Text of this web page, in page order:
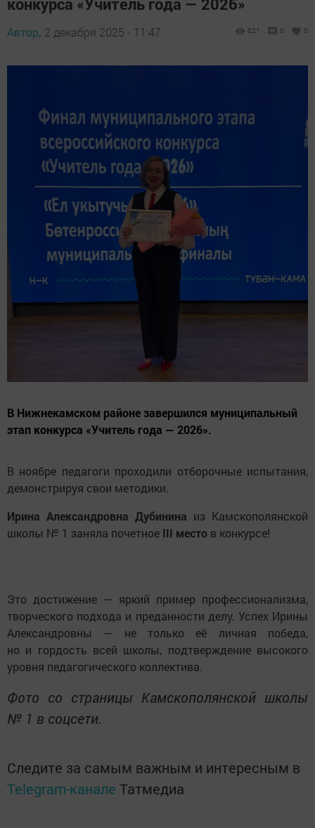
Автор, 2 декабря 2025 - 11:47 621 0 0
В Нижнекамском районе завершился муниципальный
этап конкурса «Учитель года — 2026».
В ноябре педагоги проходили отборочные испытания,
демонстрируя свои методики.
Ирина Александровна Дубинина из Камскополянской
школы № 1 заняла почетное III место в конкурсе!
Это достижение — яркий пример профессионализма,
творческого подхода и преданности делу. Успех Ирины
Александровны — не только её личная победа,
но и гордость всей школы, подтверждение высокого
уровня педагогического коллектива.
Фото со страницы Камскополянской школы
№ 1 в соцсети.
Следите за самым важным и интересным в
Telegram-канале Татмедиа